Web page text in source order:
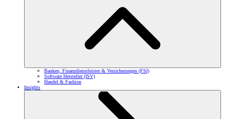
Banken, Finanzdienstleister & Versicherungen (FSI)
Software Hersteller (ISV)
Handel & Fashion
Insights